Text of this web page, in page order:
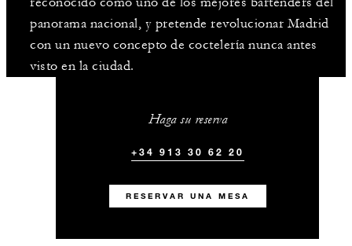
panorama nacional, y pretende revolucionar Madrid
con un nuevo concepto de coctelería nunca antes
visto en la ciudad.
Haga su reserva
+34 913 30 62 20
RESERVAR UNA MESA